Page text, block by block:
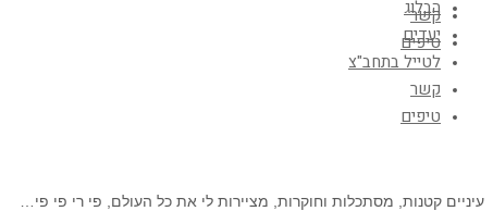
קשר
טיפים
הבלוג
יעדים
לטייל בתחב"צ
קשר
טיפים
עיניים קטנות, מסתכלות וחוקרות, מציירות לי את כל העולם, פי רי פי פי…